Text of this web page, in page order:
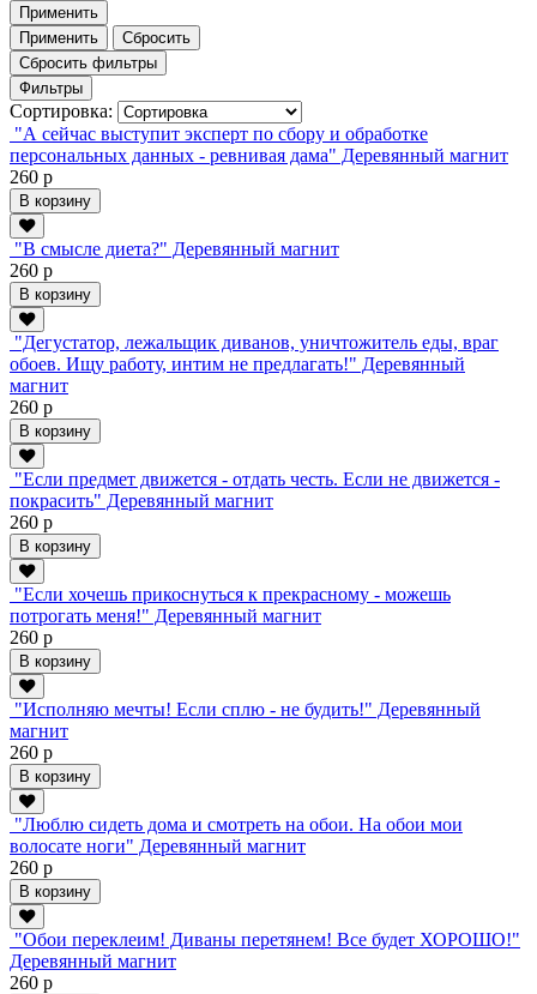
Применить
Применить
Сбросить
Сбросить фильтры
Фильтры
Сортировка:
"А сейчас выступит эксперт по сбору и обработке
персональных данных - ревнивая дама" Деревянный магнит
260 р
В корзину
"В смысле диета?" Деревянный магнит
260 р
В корзину
"Дегустатор, лежальщик диванов, уничтожитель еды, враг
обоев. Ищу работу, интим не предлагать!" Деревянный
магнит
260 р
В корзину
"Если предмет движется - отдать честь. Если не движется -
покрасить" Деревянный магнит
260 р
В корзину
"Если хочешь прикоснуться к прекрасному - можешь
потрогать меня!" Деревянный магнит
260 р
В корзину
"Исполняю мечты! Если сплю - не будить!" Деревянный
магнит
260 р
В корзину
"Люблю сидеть дома и смотреть на обои. На обои мои
волосате ноги" Деревянный магнит
260 р
В корзину
"Обои переклеим! Диваны перетянем! Все будет ХОРОШО!"
Деревянный магнит
260 р